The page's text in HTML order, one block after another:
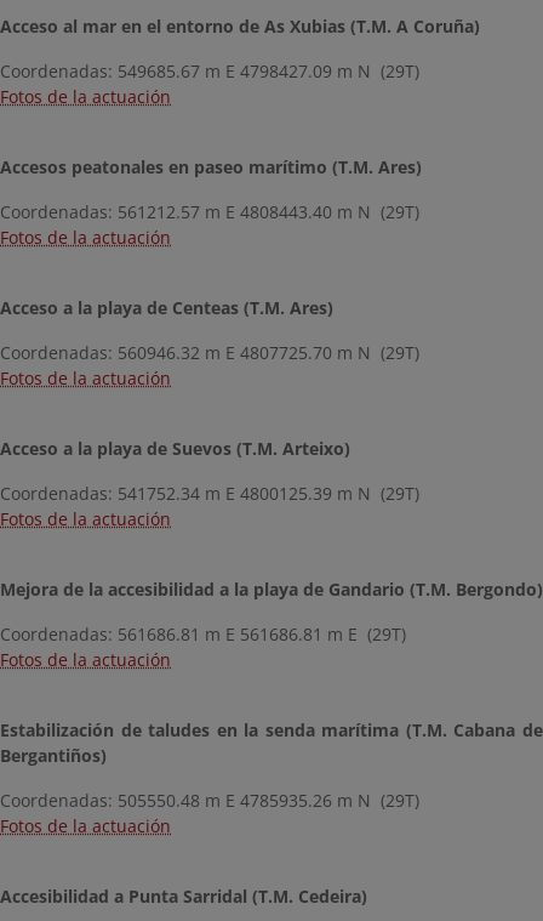
Acceso al mar en el entorno de As Xubias (T.M. A Coruña)
Coordenadas: 549685.67 m E 4798427.09 m N (29T)
Fotos de la actuación
Accesos peatonales en paseo marítimo (T.M. Ares)
Coordenadas: 561212.57 m E 4808443.40 m N (29T)
Fotos de la actuación
Acceso a la playa de Centeas (T.M. Ares)
Coordenadas: 560946.32 m E 4807725.70 m N (29T)
Fotos de la actuación
Acceso a la playa de Suevos (T.M. Arteixo)
Coordenadas: 541752.34 m E 4800125.39 m N (29T)
Fotos de la actuación
Mejora de la accesibilidad a la playa de Gandario (T.M. Bergondo)
Coordenadas: 561686.81 m E 561686.81 m E (29T)
Fotos de la actuación
Estabilización de taludes en la senda marítima (T.M. Cabana de
Bergantiños)
Coordenadas: 505550.48 m E 4785935.26 m N (29T)
Fotos de la actuación
Accesibilidad a Punta Sarridal (T.M. Cedeira)